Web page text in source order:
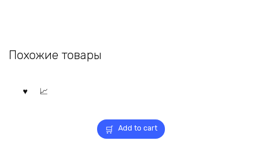
Похожие товары
Add to cart